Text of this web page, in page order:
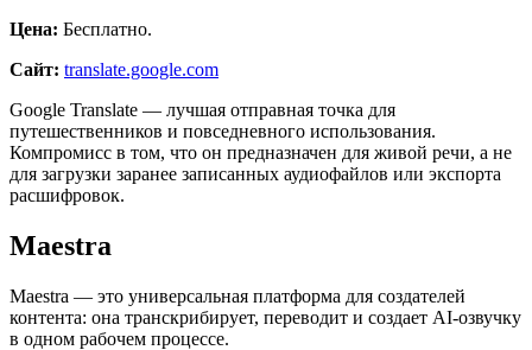
Цена: Бесплатно.
Сайт: translate.google.com
Google Translate — лучшая отправная точка для
путешественников и повседневного использования.
Компромисс в том, что он предназначен для живой речи, а не
для загрузки заранее записанных аудиофайлов или экспорта
расшифровок.
Maestra
Maestra — это универсальная платформа для создателей
контента: она транскрибирует, переводит и создает AI-озвучку
в одном рабочем процессе.